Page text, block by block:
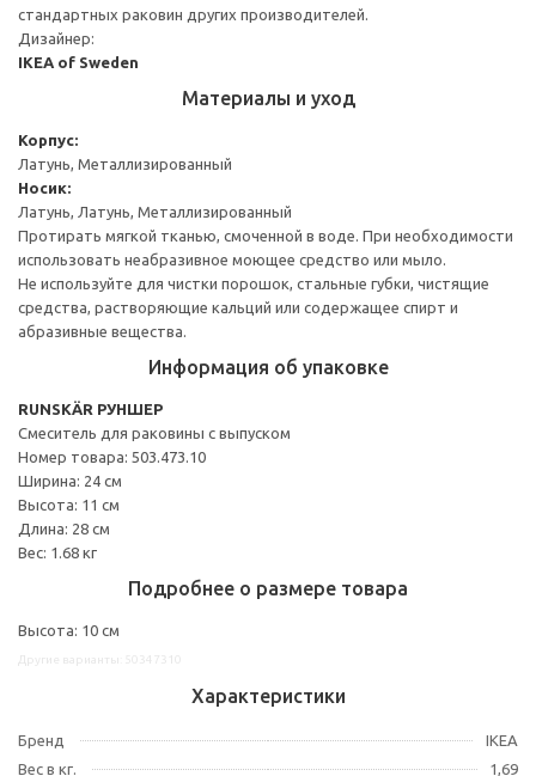
стандартных раковин других производителей.
Дизайнер:
IKEA of Sweden
Материалы и уход
Корпус:
Латунь, Металлизированный
Носик:
Латунь, Латунь, Металлизированный
Протирать мягкой тканью, смоченной в воде. При необходимости
использовать неабразивное моющее средство или мыло.
Не используйте для чистки порошок, стальные губки, чистящие
средства, растворяющие кальций или содержащее спирт и
абразивные вещества.
Информация об упаковке
RUNSKÄR РУНШЕР
Смеситель для раковины с выпуском
Номер товара: 503.473.10
Ширина: 24 см
Высота: 11 см
Длина: 28 см
Вес: 1.68 кг
Подробнее о размере товара
Высота: 10 см
Характеристики
Бренд
IKEA
Вес в кг.
1,69